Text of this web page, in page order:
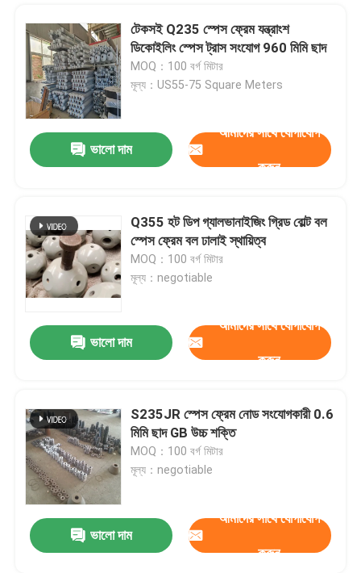
জমা দিন
টেকসই Q235 স্পেস ফ্রেম যন্ত্রাংশ
ডিকোইলিং স্পেস ট্রাস সংযোগ 960 মিমি ছাদ
MOQ：100 বর্গ মিটার
মূল্য：US55-75 Square Meters
ভালো দাম
আমাদের সাথে যোগাযোগ
করুন
Q355 হট ডিপ গ্যালভানাইজিং গ্রিড বোল্ট বল
স্পেস ফ্রেম বল ঢালাই স্থায়িত্ব
MOQ：100 বর্গ মিটার
মূল্য：negotiable
ভালো দাম
আমাদের সাথে যোগাযোগ
করুন
S235JR স্পেস ফ্রেম নোড সংযোগকারী 0.6
মিমি ছাদ GB উচ্চ শক্তি
MOQ：100 বর্গ মিটার
মূল্য：negotiable
ভালো দাম
আমাদের সাথে যোগাযোগ
করুন